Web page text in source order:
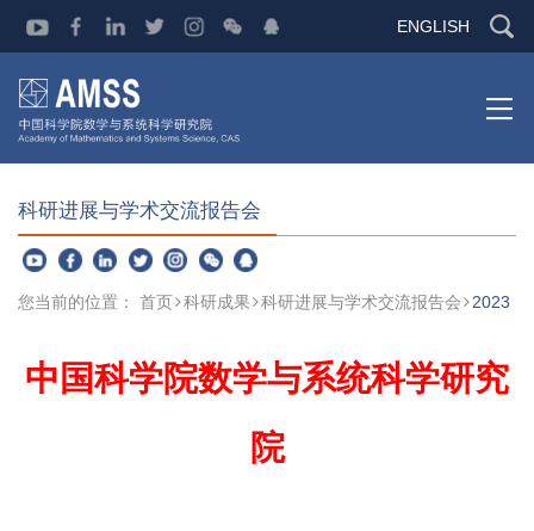
ENGLISH
科研进展与学术交流报告会
您当前的位置： 首页 科研成果 科研进展与学术交流报告会 2023
中国科学院数学与系统科学研究
院